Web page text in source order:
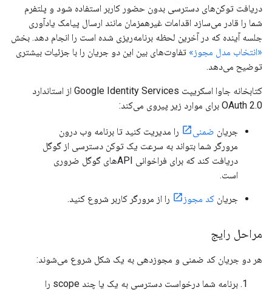
دریافت توکن‌های دسترسی بدون حضور کاربر استفاده شود و پلتفرم
شما را قادر می‌سازد اقدامات غیرهمزمان مانند ارسال پیامک یادآوری
جلسه آینده که در آخرین لحظه برنامه‌ریزی شده است را انجام دهد. بخش
«انتخاب مدل مجوز» تفاوت‌های بین این دو جریان را با جزئیات بیشتری
توضیح می‌دهد.
کتابخانه جاوا اسکریپت Google Identity Services از استاندارد
OAuth 2.0 برای موارد زیر پیروی می‌کند:
جریان ضمنی
را مدیریت کنید تا برنامه وب درون
مرورگر شما بتواند به سرعت یک توکن دسترسی از گوگل
دریافت کند که برای فراخوانی APIهای گوگل ضروری
است.
جریان کد مجوز را از مرورگر کاربر شروع کنید.
مراحل رایج
هر دو جریان کد ضمنی و مجوزدهی به یک شکل شروع می‌شوند:
برنامه شما درخواست دسترسی به یک یا چند scope را